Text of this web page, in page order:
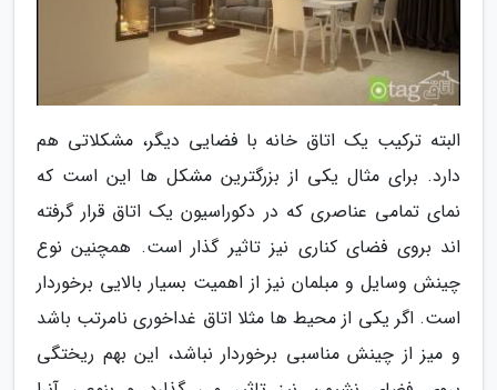
البته ترکیب یک اتاق خانه با فضایی دیگر، مشکلاتی هم
دارد. برای مثال یکی از بزرگترین مشکل ها این است که
نمای تمامی عناصری که در دکوراسیون یک اتاق قرار گرفته
اند بروی فضای کناری نیز تاثیر گذار است. همچنین نوع
چینش وسایل و مبلمان نیز از اهمیت بسیار بالایی برخوردار
است. اگر یکی از محیط ها مثلا اتاق غداخوری نامرتب باشد
و میز از چینش مناسبی برخوردار نباشد، این بهم ریختگی